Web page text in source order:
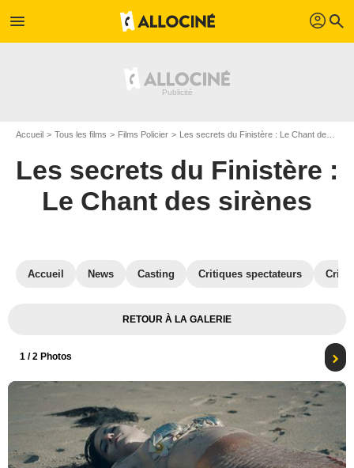
menu profil search
Accueil Tous les films Films Policier Les secrets du Finistère : Le Chant des sirènes
Les secrets du Finistère :
Le Chant des sirènes
Accueil News Casting Critiques spectateurs
RETOUR À LA GALERIE
1 / 2 Photos